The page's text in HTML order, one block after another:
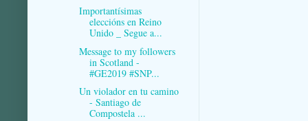
Importantísimas
eleccións en Reino
Unido _ Segue a...
Message to my followers
in Scotland -
#GE2019 #SNP...
Un violador en tu camino
- Santiago de
Compostela ...